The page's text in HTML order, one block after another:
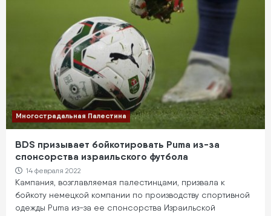
Многострадальная Палестина
BDS призывает бойкотировать Puma из-за
спонсорства израильского футбола
14 февраля 2022
Кампания, возглавляемая палестинцами, призвала к
бойкоту немецкой компании по производству спортивной
одежды Puma из-за ее спонсорства Израильской